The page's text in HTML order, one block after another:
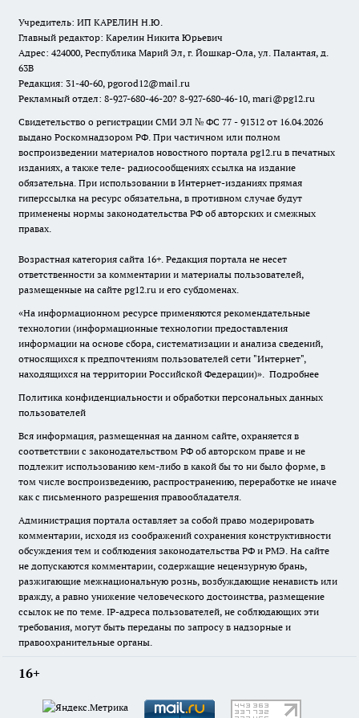
Учредитель: ИП КАРЕЛИН Н.Ю.
Главный редактор: Карелин Никита Юрьевич
Адрес: 424000, Республика Марий Эл, г. Йошкар-Ола, ул. Палантая, д.
63В
Редакция: 31-40-60, pgorod12@mail.ru
Рекламный отдел: 8-927-680-46-20? 8-927-680-46-10, mari@pg12.ru
Свидетельство о регистрации СМИ ЭЛ № ФС 77 - 91312 от 16.04.2026
выдано Роскомнадзором РФ. При частичном или полном
воспроизведении материалов новостного портала pg12.ru в печатных
изданиях, а также теле- радиосообщениях ссылка на издание
обязательна. При использовании в Интернет-изданиях прямая
гиперссылка на ресурс обязательна, в противном случае будут
применены нормы законодательства РФ об авторских и смежных
правах.
Возрастная категория сайта 16+. Редакция портала не несет
ответственности за комментарии и материалы пользователей,
размещенные на сайте pg12.ru и его субдоменах.
«На информационном ресурсе применяются рекомендательные
технологии (информационные технологии предоставления
информации на основе сбора, систематизации и анализа сведений,
относящихся к предпочтениям пользователей сети "Интернет",
находящихся на территории Российской Федерации)». Подробнее
Политика конфиденциальности и обработки персональных данных
пользователей
Вся информация, размещенная на данном сайте, охраняется в
соответствии с законодательством РФ об авторском праве и не
подлежит использованию кем-либо в какой бы то ни было форме, в
том числе воспроизведению, распространению, переработке не иначе
как с письменного разрешения правообладателя.
Администрация портала оставляет за собой право модерировать
комментарии, исходя из соображений сохранения конструктивности
обсуждения тем и соблюдения законодательства РФ и РМЭ. На сайте
не допускаются комментарии, содержащие нецензурную брань,
разжигающие межнациональную рознь, возбуждающие ненависть или
вражду, а равно унижение человеческого достоинства, размещение
ссылок не по теме. IP-адреса пользователей, не соблюдающих эти
требования, могут быть переданы по запросу в надзорные и
правоохранительные органы.
16+